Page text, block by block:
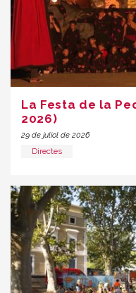
La Festa de la
2026)
29 de juliol de 2026
Directes